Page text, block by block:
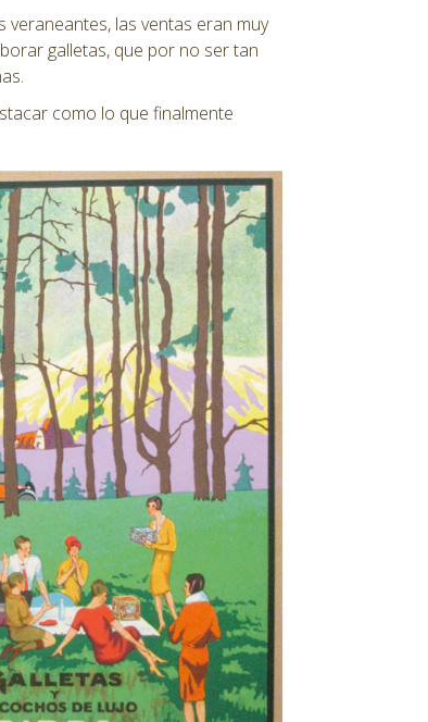
veraneantes, las ventas eran muy
galletas, que por no ser tan
como lo que finalmente